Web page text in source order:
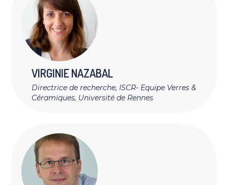
VIRGINIENAZABAL
Directrice de recherche, ISCR- Equipe Verres &
Céramiques, Université de Rennes